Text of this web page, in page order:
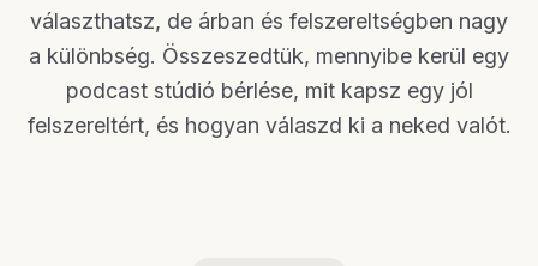
választhatsz, de árban és felszereltségben nagy
a különbség. Összeszedtük, mennyibe kerül egy
podcast stúdió bérlése, mit kapsz egy jól
felszereltért, és hogyan válaszd ki a neked valót.